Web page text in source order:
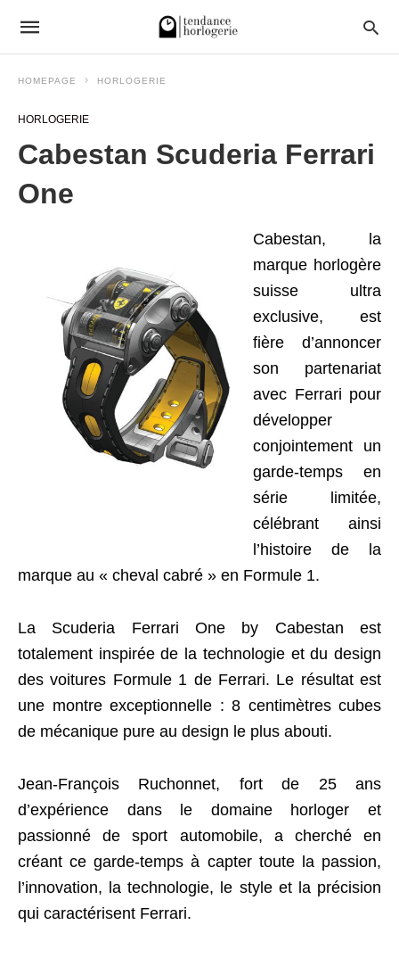
HOMEPAGE HORLOGERIE
HORLOGERIE
Cabestan Scuderia Ferrari
One
Cabestan, la
marque horlogère
suisse ultra
exclusive, est
fière d’annoncer
son partenariat
avec Ferrari pour
développer
conjointement un
garde-temps en
série limitée,
célébrant ainsi
l’histoire de la
marque au « cheval cabré » en Formule 1.
La Scuderia Ferrari One by Cabestan est
totalement inspirée de la technologie et du design
des voitures Formule 1 de Ferrari. Le résultat est
une montre exceptionnelle : 8 centimètres cubes
de mécanique pure au design le plus abouti.
Jean-François Ruchonnet, fort de 25 ans
d’expérience dans le domaine horloger et
passionné de sport automobile, a cherché en
créant ce garde-temps à capter toute la passion,
l’innovation, la technologie, le style et la précision
qui caractérisent Ferrari.